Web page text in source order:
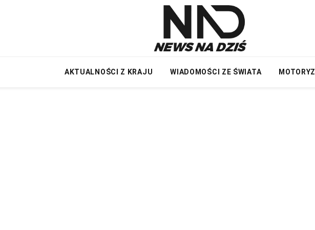
AKTUALNOŚCI Z KRAJU WIADOMOŚCI ZE ŚWIATA